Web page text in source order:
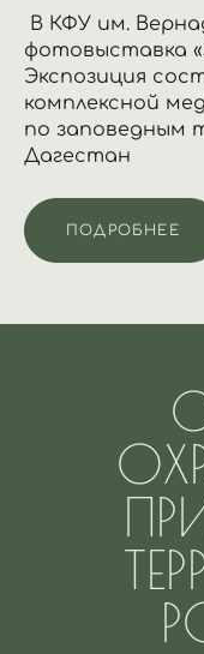
В КФУ им.
фотовыставка
Экспозиция
комплексной
по заповедным
Дагестан
ПОДРОБНЕЕ